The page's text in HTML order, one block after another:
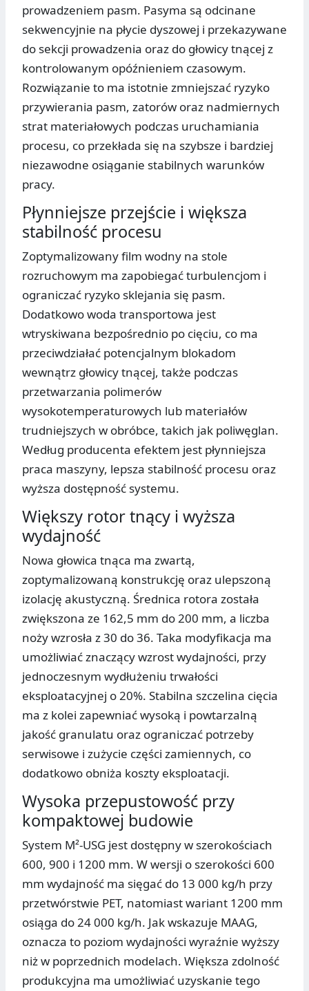
prowadzeniem pasm. Pasyma są odcinane
sekwencyjnie na płycie dyszowej i przekazywane
do sekcji prowadzenia oraz do głowicy tnącej z
kontrolowanym opóźnieniem czasowym.
Rozwiązanie to ma istotnie zmniejszać ryzyko
przywierania pasm, zatorów oraz nadmiernych
strat materiałowych podczas uruchamiania
procesu, co przekłada się na szybsze i bardziej
niezawodne osiąganie stabilnych warunków
pracy.
Płynniejsze przejście i większa
stabilność procesu
Zoptymalizowany film wodny na stole
rozruchowym ma zapobiegać turbulencjom i
ograniczać ryzyko sklejania się pasm.
Dodatkowo woda transportowa jest
wtryskiwana bezpośrednio po cięciu, co ma
przeciwdziałać potencjalnym blokadom
wewnątrz głowicy tnącej, także podczas
przetwarzania polimerów
wysokotemperaturowych lub materiałów
trudniejszych w obróbce, takich jak poliwęglan.
Według producenta efektem jest płynniejsza
praca maszyny, lepsza stabilność procesu oraz
wyższa dostępność systemu.
Większy rotor tnący i wyższa
wydajność
Nowa głowica tnąca ma zwartą,
zoptymalizowaną konstrukcję oraz ulepszoną
izolację akustyczną. Średnica rotora została
zwiększona ze 162,5 mm do 200 mm, a liczba
noży wzrosła z 30 do 36. Taka modyfikacja ma
umożliwiać znaczący wzrost wydajności, przy
jednoczesnym wydłużeniu trwałości
eksploatacyjnej o 20%. Stabilna szczelina cięcia
ma z kolei zapewniać wysoką i powtarzalną
jakość granulatu oraz ograniczać potrzeby
serwisowe i zużycie części zamiennych, co
dodatkowo obniża koszty eksploatacji.
Wysoka przepustowość przy
kompaktowej budowie
System M²-USG jest dostępny w szerokościach
600, 900 i 1200 mm. W wersji o szerokości 600
mm wydajność ma sięgać do 13 000 kg/h przy
przetwórstwie PET, natomiast wariant 1200 mm
osiąga do 24 000 kg/h. Jak wskazuje MAAG,
oznacza to poziom wydajności wyraźnie wyższy
niż w poprzednich modelach. Większa zdolność
produkcyjna ma umożliwiać uzyskanie tego